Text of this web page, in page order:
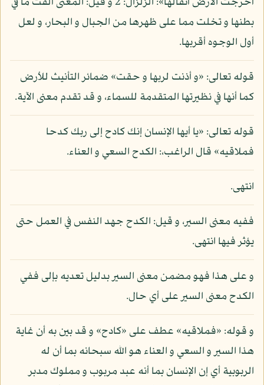
بطنها و تخلت مما على ظهرها من الجبال و البحار، و لعل
أول الوجوه أقربها.
قوله تعالى: «و أذنت لربها و حقت» ضمائر التأنيث للأرض
كما أنها في نظيرتها المتقدمة للسماء، و قد تقدم معنى الآية.
قوله تعالى: «يا أيها الإنسان إنك كادح إلى ربك كدحا
فملاقيه» قال الراغب،: الكدح السعي و العناء.
انتهى.
ففيه معنى السير، و قيل: الكدح جهد النفس في العمل حتى
يؤثر فيها انتهى.
و على هذا فهو مضمن معنى السير بدليل تعديه بإلى ففي
الكدح معنى السير على أي حال.
و قوله: «فملاقيه» عطف على «كادح» و قد بين به أن غاية
هذا السير و السعي و العناء هو الله سبحانه بما أن له
الربوبية أي إن الإنسان بما أنه عبد مربوب و مملوك مدبر